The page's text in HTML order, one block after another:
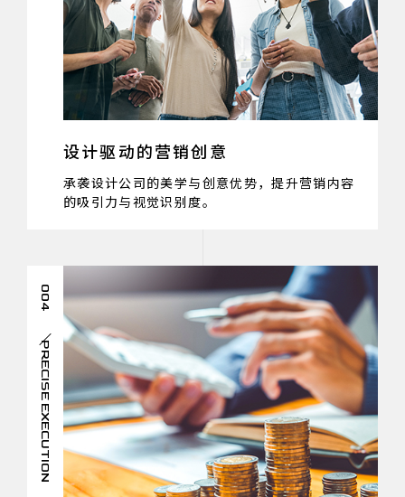
设计驱动的营销创意
承袭设计公司的美学与创意优势，提升营销内容
的吸引力与视觉识别度。
004
PRECISE EXECUTION